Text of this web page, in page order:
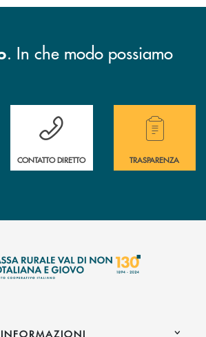
. In che modo possiamo
di indirizzo, telefono e mail delle nostre
Hai bisogno di assistenza immediata?
CONTATTO DIRETTO
Hai bisogno di
TRASPARENZA
INFORMAZIONI